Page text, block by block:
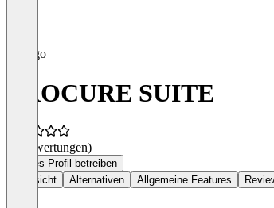
PROCURE SUITE
(0 Bewertungen)
Dieses Profil betreiben
Übersicht
Alternativen Allgemeine Features